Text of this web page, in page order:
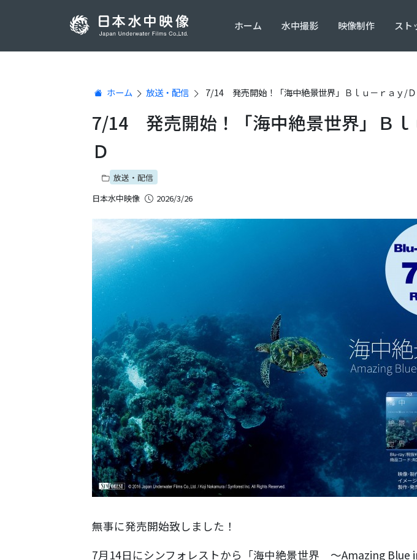
ホーム 水中撮影 映像制作 スト
ホーム 放送・配信 7/14 発売開始！「海中絶景世界」Ｂｌｕ－ｒａｙ/Ｄ
7/14 発売開始！「海中絶景世界」Ｂｌ
Ｄ
放送・配信
日本水中映像
2026/3/26
無事に発売開始致しました！
7月14日にシンフォレストから「海中絶景世界 ～Amazing Blue